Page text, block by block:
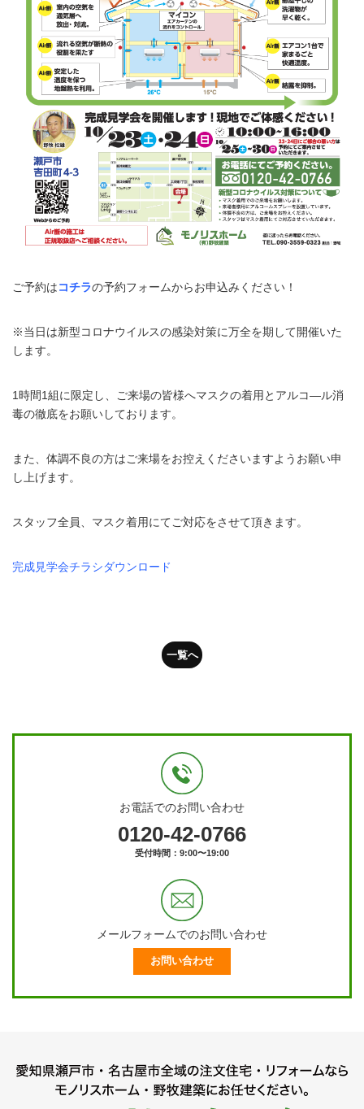
ご予約はコチラの予約フォームからお申込みください！
※当日は新型コロナウイルスの感染対策に万全を期して開催いた
します。
1時間1組に限定し、ご来場の皆様へマスクの着用とアルコ―ル消
毒の徹底をお願いしております。
また、体調不良の方はご来場をお控えくださいますようお願い申
し上げます。
スタッフ全員、マスク着用にてご対応をさせて頂きます。
完成見学会チラシダウンロード
一覧へ
お電話でのお問い合わせ
0120-42-0766
受付時間：9:00〜19:00
メールフォームでのお問い合わせ
お問い合わせ